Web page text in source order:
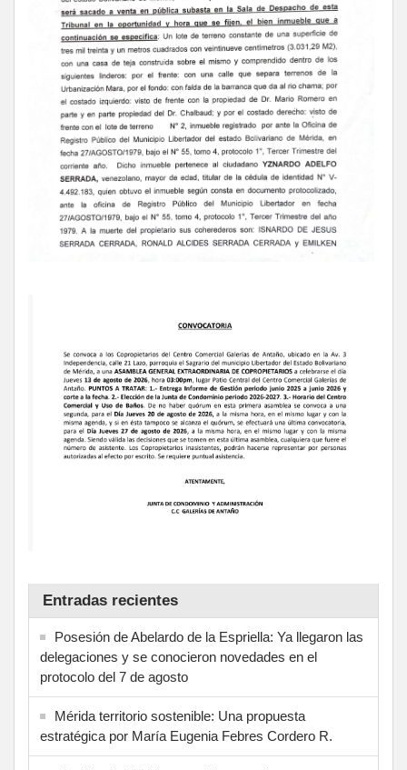
Entradas recientes
Posesión de Abelardo de la Espriella: Ya llegaron las
delegaciones y se conocieron novedades en el
protocolo del 7 de agosto
Mérida territorio sostenible: Una propuesta
estratégica por María Eugenia Febres Cordero R.